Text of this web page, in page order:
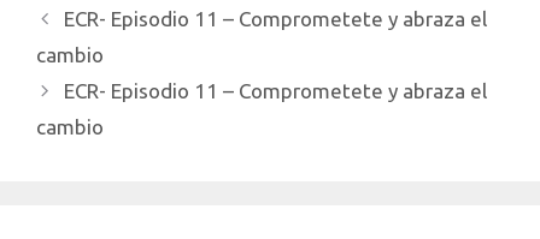
estas pensando en
adquirir un Tesla te paso
mi…
ECR- Episodio 11 – Comprometete y abraza el
cambio
ECR- Episodio 11 – Comprometete y abraza el
cambio